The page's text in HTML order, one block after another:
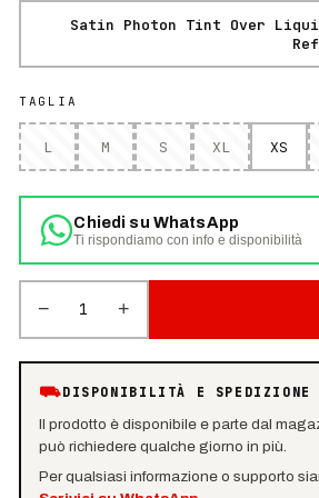
Satin Photon Tint Over
TAGLIA
L M S XL XS
Chiedi su WhatsApp
Ti rispondiamo con info e disponibilità
− 1 +
⛟DISPONIBILITÀ E SPEDIZIONE
Il prodotto è disponibile e parte dal
può richiedere qualche giorno in più.
Per qualsiasi informazione o supporto